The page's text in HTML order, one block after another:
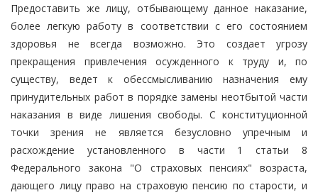
Предоставить же лицу, отбывающему данное наказание,
более легкую работу в соответствии с его состоянием
здоровья не всегда возможно. Это создает угрозу
прекращения привлечения осужденного к труду и, по
существу, ведет к обессмысливанию назначения ему
принудительных работ в порядке замены неотбытой части
наказания в виде лишения свободы. С конституционной
точки зрения не является безусловно упречным и
расхождение установленного в части 1 статьи 8
Федерального закона "О страховых пенсиях" возраста,
дающего лицу право на страховую пенсию по старости, и